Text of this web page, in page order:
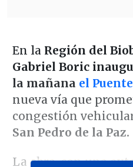
En la Región del
Gabriel Boric
la mañana el
nueva vía que
congestión
San Pedro de la Paz.
La obra, con una